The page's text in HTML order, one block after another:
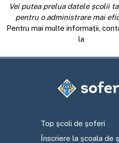
Vei putea prelua datele școlii
pentru o administrare mai
Pentru mai multe informații,
la
Top școli de șoferi
Înscriere la școala de